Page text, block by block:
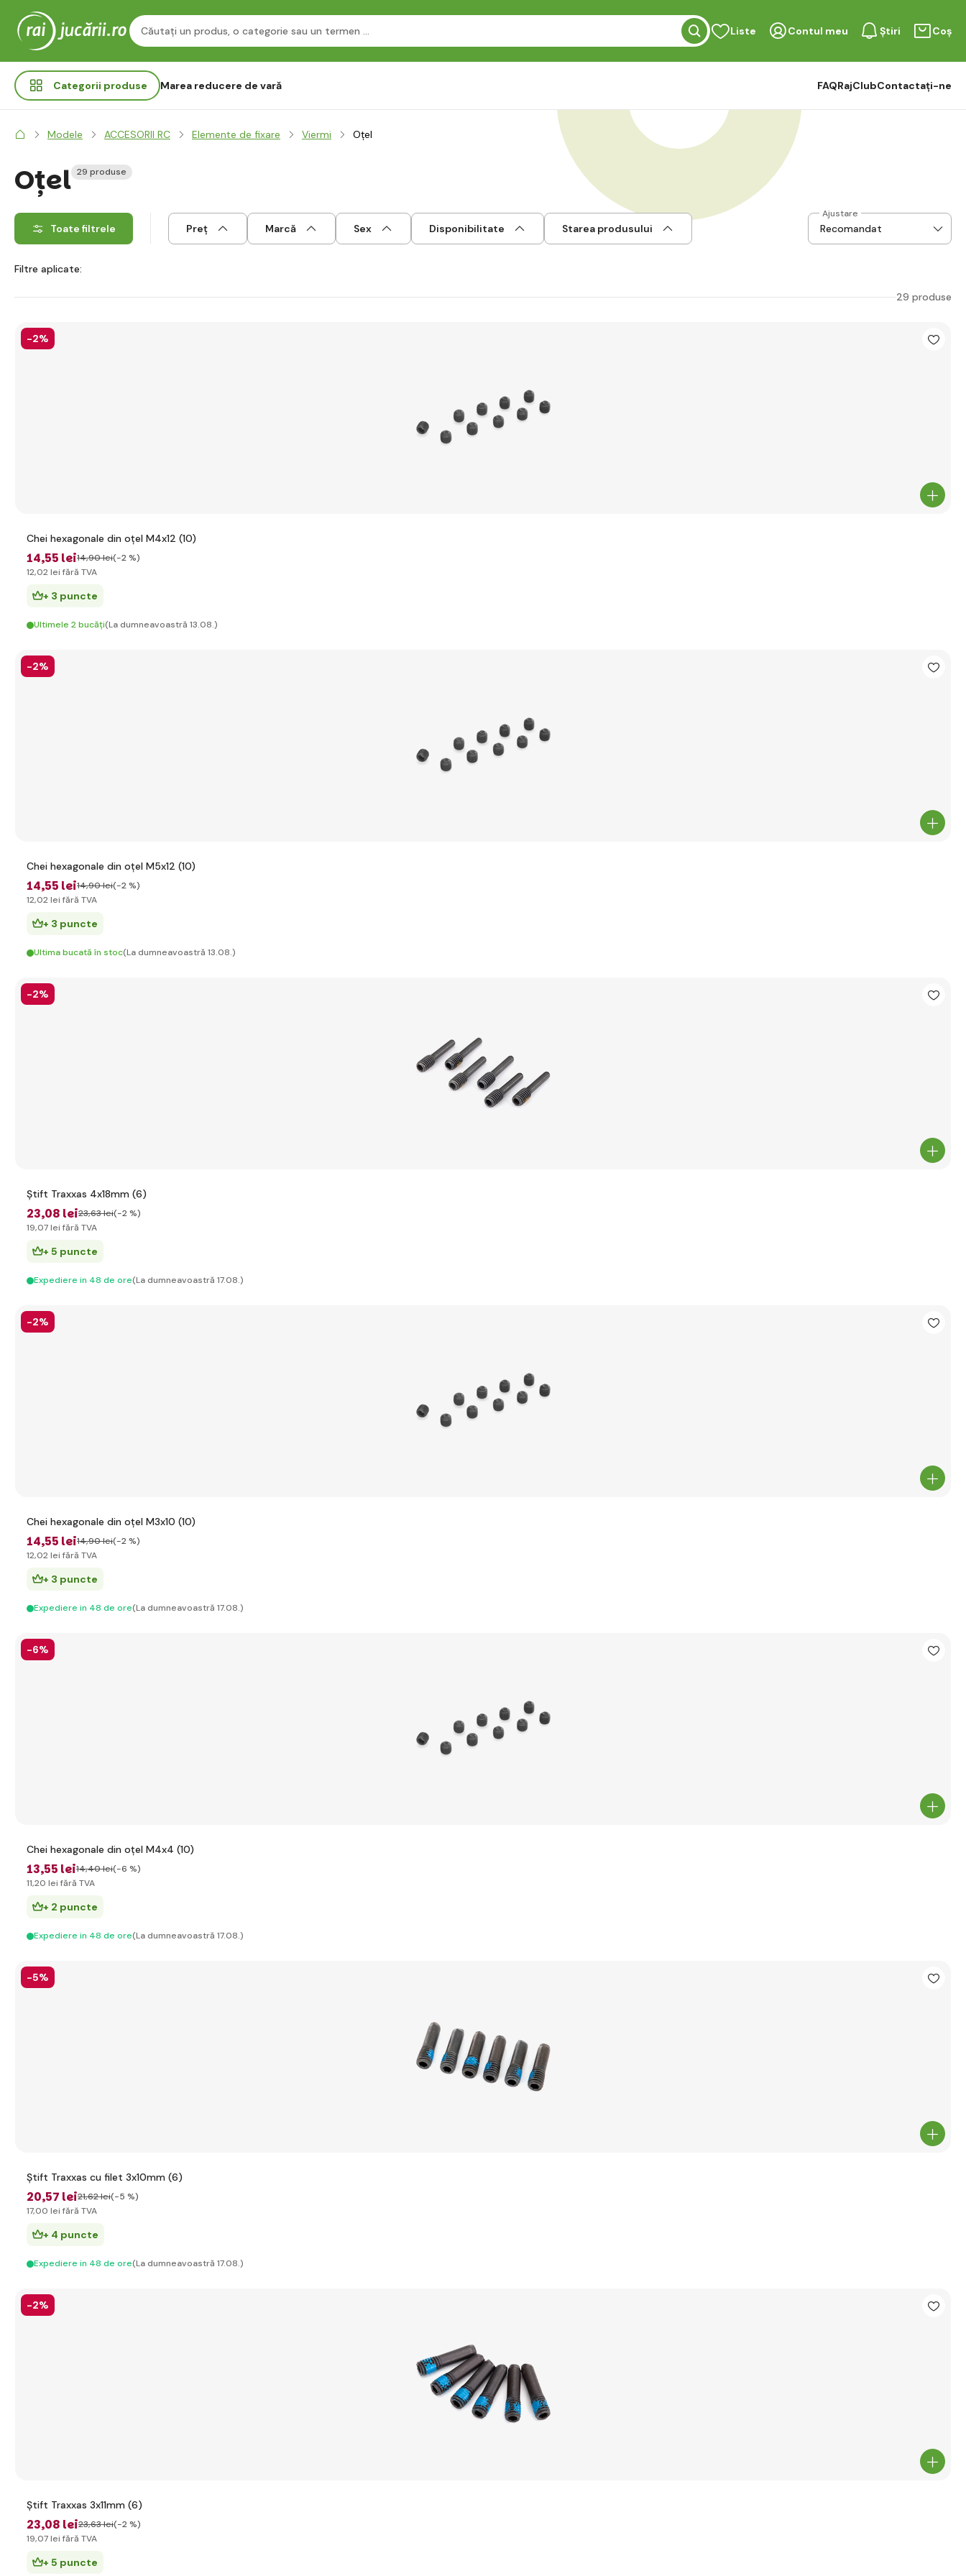
Liste Contul meu Știri Coș
Categorii produse Marea reducere de vară FAQRajClubContactați-ne
Modele ACCESORII RC Elemente de fixare Viermi Oţel
Oţel 29 produse
Toate filtrele Preț Marcă Sex Disponibilitate Starea produsului
Ajustare
Filtre aplicate:
29 produse
-2%
Chei hexagonale din oțel M4x12 (10)
14,55 lei14,90 lei(-2 %)
12,02 lei fără TVA
+ 3 puncte
Ultimele 2 bucăți(La dumneavoastră 13.08.)
-2%
Chei hexagonale din oțel M5x12 (10)
14,55 lei14,90 lei(-2 %)
12,02 lei fără TVA
+ 3 puncte
Ultima bucată în stoc(La dumneavoastră 13.08.)
-2%
Știft Traxxas 4x18mm (6)
23,08 lei23,63 lei(-2 %)
19,07 lei fără TVA
+ 5 puncte
Expediere in 48 de ore(La dumneavoastră 17.08.)
-2%
Chei hexagonale din oțel M3x10 (10)
14,55 lei14,90 lei(-2 %)
12,02 lei fără TVA
+ 3 puncte
Expediere in 48 de ore(La dumneavoastră 17.08.)
-6%
Chei hexagonale din oțel M4x4 (10)
13,55 lei14,40 lei(-6 %)
11,20 lei fără TVA
+ 2 puncte
Expediere in 48 de ore(La dumneavoastră 17.08.)
-5%
Știft Traxxas cu filet 3x10mm (6)
20,57 lei21,62 lei(-5 %)
17,00 lei fără TVA
+ 4 puncte
Expediere in 48 de ore(La dumneavoastră 17.08.)
-2%
Știft Traxxas 3x11mm (6)
23,08 lei23,63 lei(-2 %)
19,07 lei fără TVA
+ 5 puncte